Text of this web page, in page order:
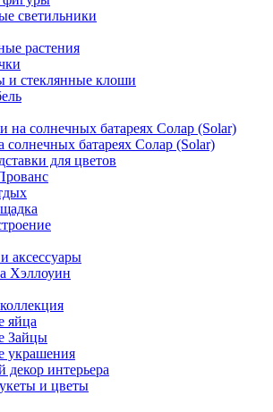
светильники
растения
и стеклянные клоши
на солнечных батареях Солар (Solar)
солнечных батареях Солар (Solar)
для цветов
аксессуары
Хэллоуин
яйца
Зайцы
украшения
декор интерьера
и цветы